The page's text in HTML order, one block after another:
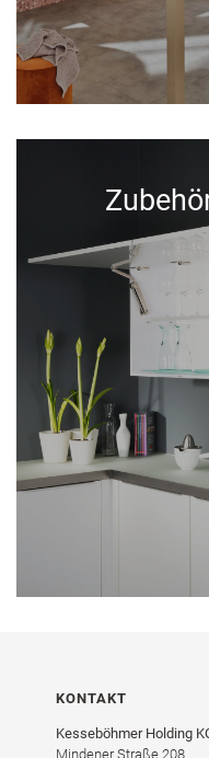
KONTAKT
Kesseböhmer Holding
Mindener Straße 208